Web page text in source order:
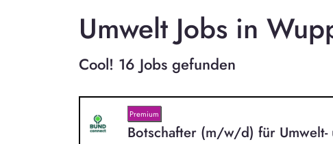
Umwelt Jobs in
Cool! 16 Jobs gefunden
Premium
Botschafter (m/w/d) für Umwelt-